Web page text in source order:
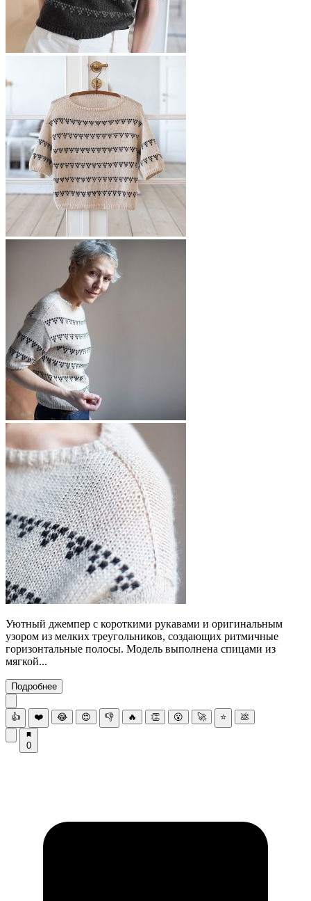
Уютный джемпер с короткими рукавами и оригинальным
узором из мелких треугольников, создающих ритмичные
горизонтальные полосы. Модель выполнена спицами из
мягкой...
Подробнее
👍 ❤️ 😂 😍 👎 🔥 👏 😮 🚀 ⭐ 💩
0